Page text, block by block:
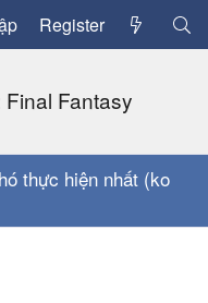
Register
Fantasy
thực hiện nhất (ko